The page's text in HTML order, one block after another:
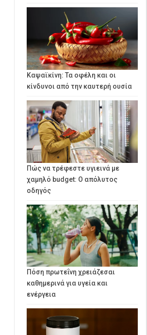
Καψαϊκίνη: Τα οφέλη και οι
κίνδυνοι από την καυτερή ουσία
Πώς να τρέφεστε υγιεινά με
χαμηλό budget: Ο απόλυτος
οδηγός
Πόση πρωτεΐνη χρειάζεσαι
καθημερινά για υγεία και
ενέργεια